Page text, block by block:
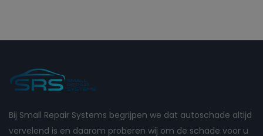
Bij Small Repair Systems begrijpen we dat autoschade altijd
vervelend is en daarom proberen wij om de schade voor u